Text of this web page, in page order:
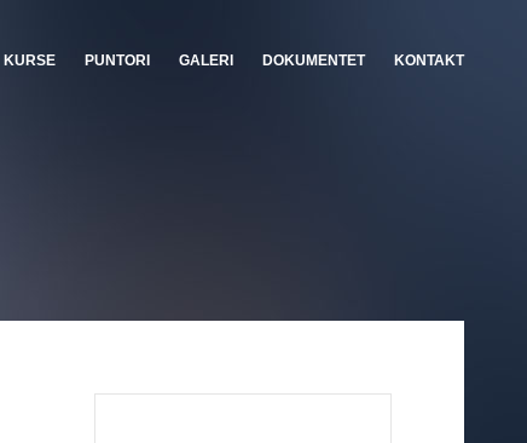
KURSE PUNTORI GALERI DOKUMENTET KONTAKT